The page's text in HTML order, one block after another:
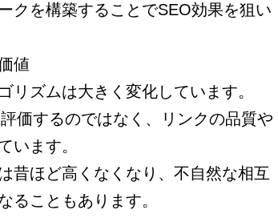
クを構築することでSEO効果を狙い
値
リズムは大きく変化しています。
価するのではなく、リンクの品質や
います。
昔ほど高くなくなり、不自然な相互
ることもあります。